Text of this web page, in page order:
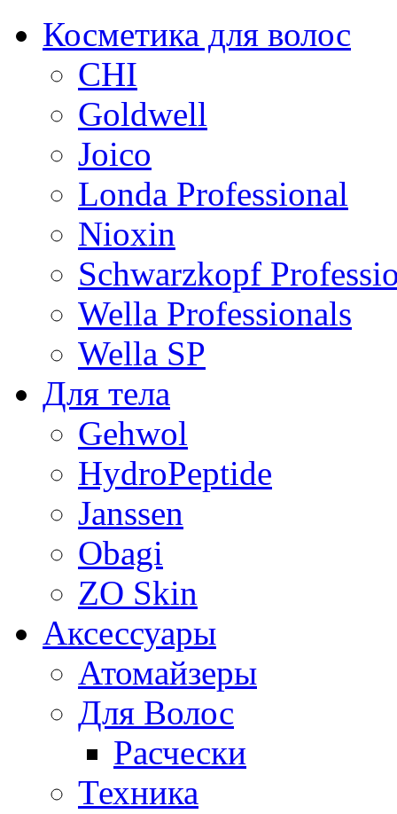
Косметика для волос
CHI
Goldwell
Joico
Londa Professional
Nioxin
Schwarzkopf
Wella Professionals
Wella SP
Для тела
Gehwol
HydroPeptide
Janssen
Obagi
ZO Skin
Aксессуары
Атомайзеры
Для Волос
Расчески
Техника